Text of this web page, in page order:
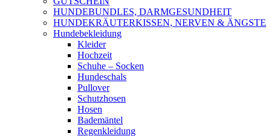
HUNDEBUNDLES, DARMGESUNDHEIT
HUNDEKRÄUTERKISSEN, NERVEN & ÄNGSTE
Hundebekleidung
Kleider
Hochzeit
Schuhe – Socken
Hundeschals
Pullover
Schutzhosen
Hosen
Bademäntel
Regenkleidung